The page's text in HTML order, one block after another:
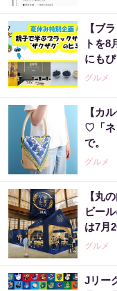
【ブ
トを8
にも
グルメ
【カ
♡「ネ
で。
グルメ
【丸
ビー
は7月
グルメ
Jリー